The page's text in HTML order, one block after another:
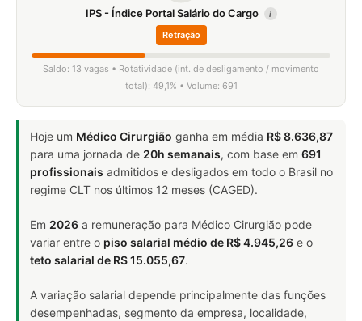
IPS - Índice Portal Salário do Cargo i
Retração
Saldo: 13 vagas • Rotatividade (int. de desligamento / movimento
total): 49,1% • Volume: 691
Hoje um Médico Cirurgião ganha em média R$ 8.636,87
para uma jornada de 20h semanais, com base em 691
profissionais admitidos e desligados em todo o Brasil no
regime CLT nos últimos 12 meses (CAGED).
Em 2026 a remuneração para Médico Cirurgião pode
variar entre o piso salarial médio de R$ 4.945,26 e o
teto salarial de R$ 15.055,67.
A variação salarial depende principalmente das funções
desempenhadas, segmento da empresa, localidade,